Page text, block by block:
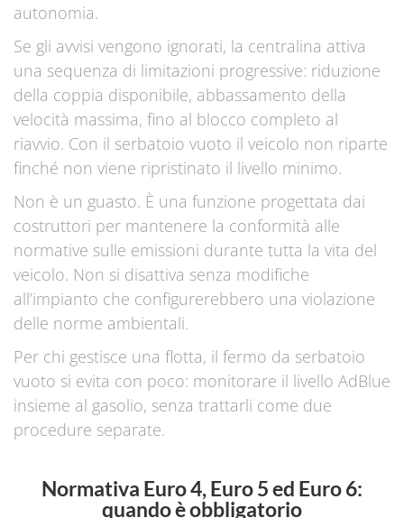
autonomia.
Se gli avvisi vengono ignorati, la centralina attiva
una sequenza di limitazioni progressive: riduzione
della coppia disponibile, abbassamento della
velocità massima, fino al blocco completo al
riavvio. Con il serbatoio vuoto il veicolo non riparte
finché non viene ripristinato il livello minimo.
Non è un guasto. È una funzione progettata dai
costruttori per mantenere la conformità alle
normative sulle emissioni durante tutta la vita del
veicolo. Non si disattiva senza modifiche
all’impianto che configurerebbero una violazione
delle norme ambientali.
Per chi gestisce una flotta, il fermo da serbatoio
vuoto si evita con poco: monitorare il livello AdBlue
insieme al gasolio, senza trattarli come due
procedure separate.
Normativa Euro 4, Euro 5 ed Euro 6:
quando è obbligatorio